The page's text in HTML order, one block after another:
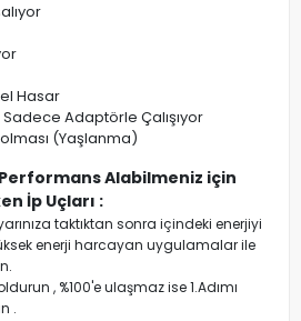
Hasar
Sadece Adaptörle Çalışıyor
(Yaşlanma)
Alabilmeniz için
İp Uçları :
taktıktan sonra içindeki enerjiyi
enerji harcayan uygulamalar ile
, %100'e ulaşmaz ise 1.Adımı
.